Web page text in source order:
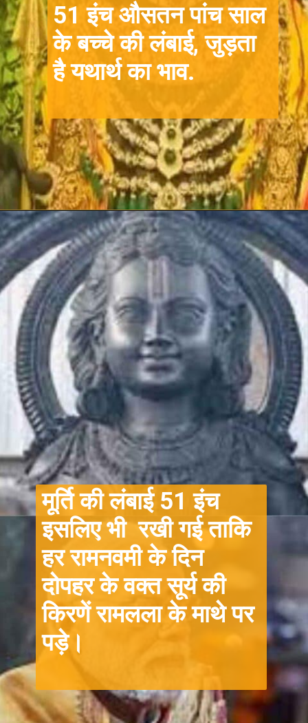
51 इंच औसतन पांच साल
के बच्चे की लंबाई, जुड़ता
है यथार्थ का भाव.
Opening https://hindi.winimedia.com/web-stories/ayodhya-ram-mandir-pran-pratishtha/
मूर्ति की लंबाई 51 इंच
इसलिए भी रखी गई ताकि
हर रामनवमी के दिन
दोपहर के वक्त सूर्य की
किरणें रामलला के माथे पर
पड़े।